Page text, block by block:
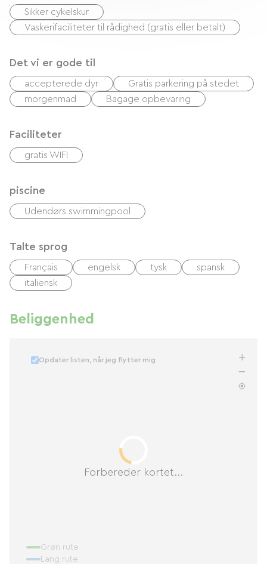
Sikker cykelskur
Vaskerifaciliteter til rådighed (gratis eller betalt)
Det vi er gode til
accepterede dyr
Gratis parkering på stedet
morgenmad
Bagage opbevaring
Faciliteter
gratis WIFI
piscine
Udendørs swimmingpool
Talte sprog
Français engelsk tysk
spansk
italiensk
Beliggenhed
Forbereder kortet...
Opdater listen, når jeg flytter mig
Grøn rute
Lang rute